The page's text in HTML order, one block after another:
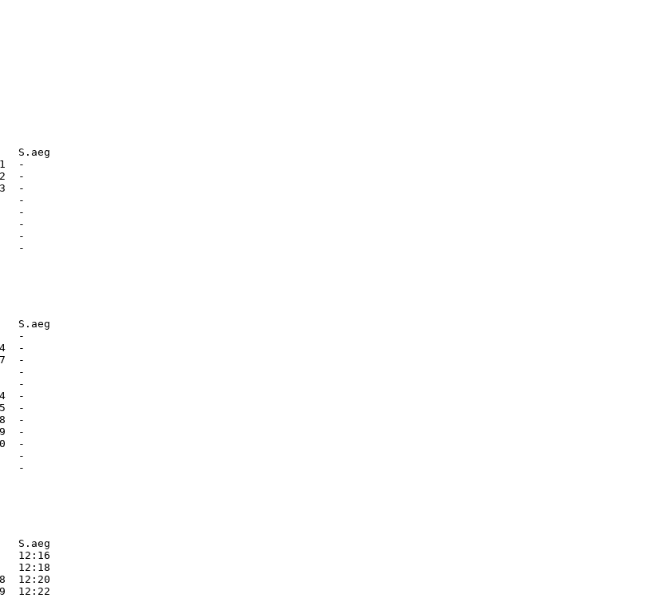
S.aeg
-
-
-
-
-
-
-
S.aeg
-
-
-
-
-
-
-
-
-
-
-
S.aeg
12:16
12:18
12:20
12:22